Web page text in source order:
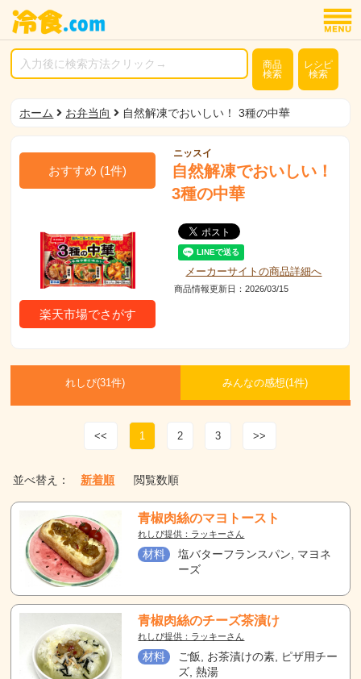
商品
検索
レシピ
検索
ホーム お弁当向 自然解凍でおいしい！ 3種の中華
おすすめ (1件)
楽天市場でさがす
ニッスイ
自然解凍でおいしい！
3種の中華
メーカーサイトの商品詳細へ
商品情報更新日：2026/03/15
れしぴ(31件) みんなの感想(1件)
<< 1 2 3 >>
並べ替え： 新着順 閲覧数順
青椒肉絲のマヨトースト
れしぴ提供：ラッキーさん
材料
塩バターフランスパン, マヨネ
ーズ
青椒肉絲のチーズ茶漬け
れしぴ提供：ラッキーさん
材料
ご飯, お茶漬けの素, ピザ用チー
ズ, 熱湯